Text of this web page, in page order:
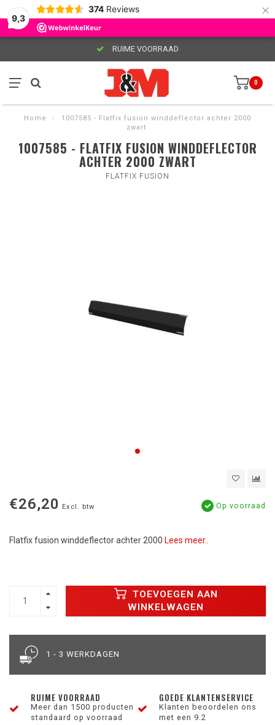
9,3
374 Reviews ×
RUIME VOORRAAD
0
Home /
1007585 - Flatfix fusion winddeflector achter 2000
zwart
1007585 - FLATFIX FUSION WINDDEFLECTOR
ACHTER 2000 ZWART
FLATFIX FUSION
€26,20 Excl. btw Op voorraad
Flatfix fusion winddeflector achter 2000 Lees meer..
TOEVOEGEN AAN
WINKELWAGEN
1 - 3 WERKDAGEN
RUIME VOORRAAD
Meer dan 1500 producten
standaard op voorraad
GOEDE KLANTENSERVICE
Klanten beoordelen ons
met een 9.2